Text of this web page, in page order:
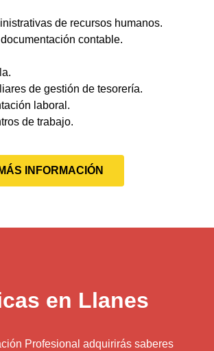
de recursos humanos.
contable.
de gestión de tesorería.
laboral.
de trabajo.
MÁS INFORMACIÓN
en Llanes
Profesional adquirirás saberes